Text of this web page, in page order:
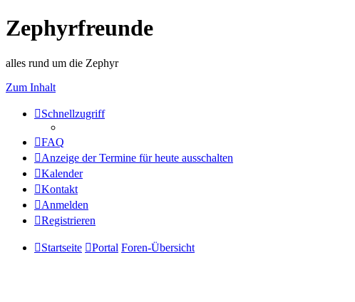
Zephyrfreunde
alles rund um die Zephyr
Zum Inhalt
Schnellzugriff
FAQ
Anzeige der Termine für heute ausschalten
Kalender
Kontakt
Anmelden
Registrieren
Startseite Portal Foren-Übersicht